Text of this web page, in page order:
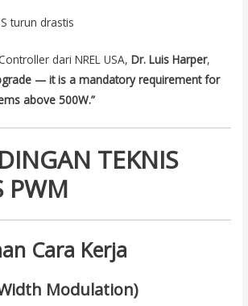
turun drastis
dari NREL USA,Dr. Luis Harper,
— it is a mandatory requirement for
above 500W.”
TEKNIS
PWM
Cara Kerja
Modulation)